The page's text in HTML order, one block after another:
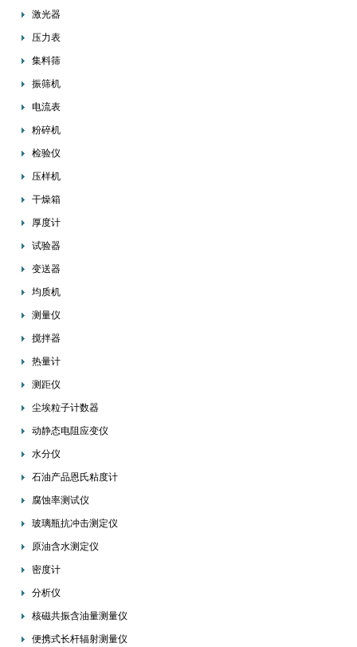
激光器
压力表
集料筛
振筛机
电流表
粉碎机
检验仪
压样机
干燥箱
厚度计
试验器
变送器
均质机
测量仪
搅拌器
热量计
测距仪
尘埃粒子计数器
动静态电阻应变仪
水分仪
石油产品恩氏粘度计
腐蚀率测试仪
玻璃瓶抗冲击测定仪
原油含水测定仪
密度计
分析仪
核磁共振含油量测量仪
便携式长杆辐射测量仪